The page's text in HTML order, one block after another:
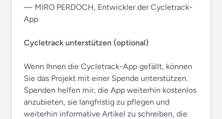
— MIRO PERDOCH, Entwickler der Cycletrack-
App
Cycletrack unterstützen (optional)
Wenn Ihnen die Cycletrack-App gefällt, können
Sie das Projekt mit einer Spende unterstützen.
Spenden helfen mir, die App weiterhin kostenlos
anzubieten, sie langfristig zu pflegen und
weiterhin informative Artikel zu schreiben, die